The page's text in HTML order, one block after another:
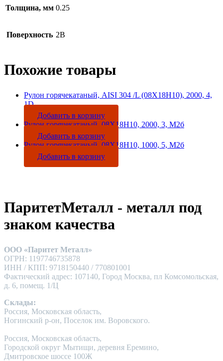
Толщина, мм 0.25
Поверхность 2B
Похожие товары
Рулон горячекатаный, AISI 304 /L (08Х18Н10), 2000, 4,
1D
Добавить в корзину
Рулон горячекатаный, 08Х18Н10, 2000, 3, М2б
Добавить в корзину
Рулон горячекатаный, 08Х18Н10, 1000, 5, М2б
Добавить в корзину
ПаритетМеталл - металл под
знаком качества
ООО «Паритет Металл»
ОГРН: 1197746735878
ИНН / КПП: 9718150440 / 770801001
Фактический адрес: 107140, Город Москва, пл Комсомольская,
д. 6, помещ. 1/Ц
Склады:
Россия, Московская область,
Ногинский р-он, Поселок им. Воровского.
Россия, Московская область,
Городской округ Мытищи, деревня Еремино,
Дмитровское шоссе 100Ж